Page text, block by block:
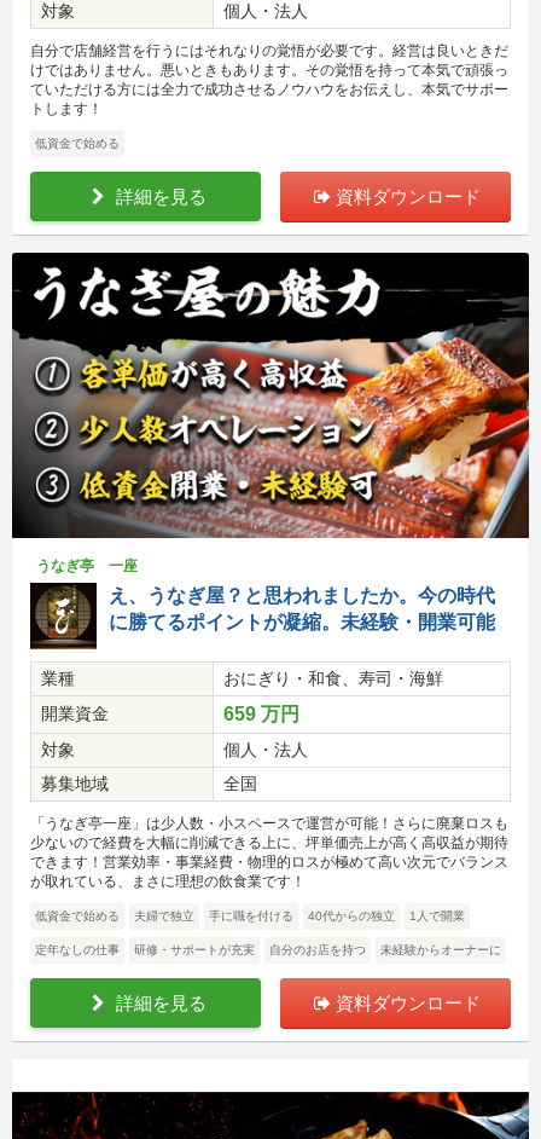
対象 個人・法人
自分で店舗経営を行うにはそれなりの覚悟が必要です。経営は良いときだ
けではありません。悪いときもあります。その覚悟を持って本気で頑張っ
ていただける方には全力で成功させるノウハウをお伝えし、本気でサポー
トします！
低資金で始める
詳細を見る 資料ダウンロード
うなぎ亭 一座
え、うなぎ屋？と思われましたか。今の時代
に勝てるポイントが凝縮。未経験・開業可能
業種
おにぎり・和食、寿司・海鮮
開業資金
659 万円
対象
個人・法人
募集地域
全国
「うなぎ亭一座」は少人数・小スペースで運営が可能！さらに廃棄ロスも
少ないので経費を大幅に削減できる上に、坪単価売上が高く高収益が期待
できます！営業効率・事業経費・物理的ロスが極めて高い次元でバランス
が取れている、まさに理想の飲食業です！
低資金で始める 夫婦で独立 手に職を付ける 40代からの独立 1人で開業
定年なしの仕事 研修・サポートが充実 自分のお店を持つ 未経験からオーナーに
詳細を見る 資料ダウンロード